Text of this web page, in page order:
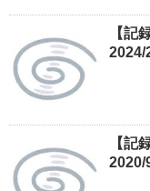
【記
2024/
【記
2020/